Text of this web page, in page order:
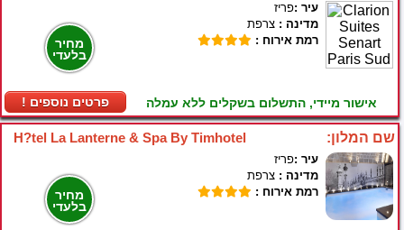
מחיר
בלעדי
! פרטים נוספים
עיר :פריז
מדינה : צרפת
רמת אירוח :
אישור מיידי, התשלום בשקלים ללא עמלה
H?tel La Lanterne & Spa By Timhotel שם המלון:
מחיר
בלעדי
עיר :פריז
מדינה : צרפת
רמת אירוח :